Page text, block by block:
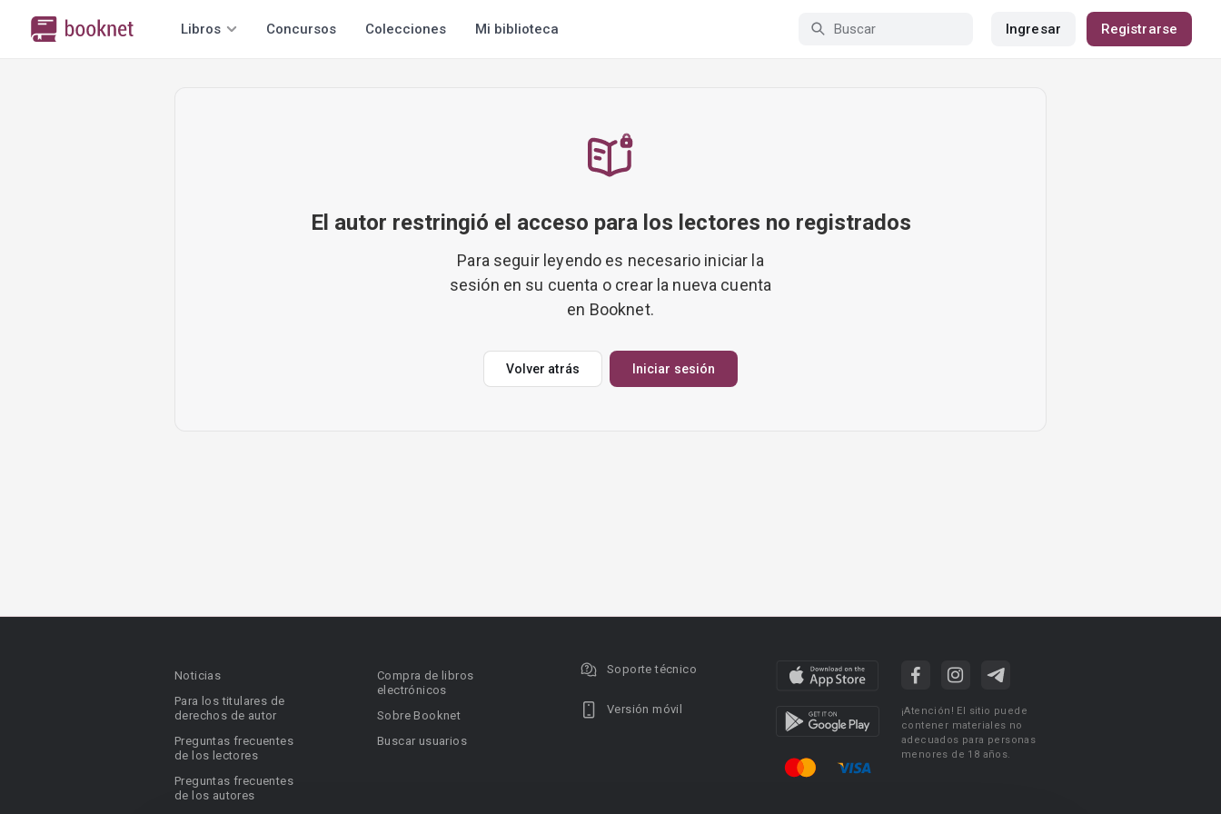
Libros Concursos Colecciones Mi biblioteca Ingresar Registrarse
El autor restringió el acceso para los lectores no registrados
Para seguir leyendo es necesario iniciar la
sesión en su cuenta o crear la nueva cuenta
en Booknet.
Volver atrás Iniciar sesión
Noticias
Para los titulares de
derechos de autor
Preguntas frecuentes
de los lectores
Preguntas frecuentes
de los autores
Compra de libros
electrónicos
Sobre Booknet
Buscar usuarios
Soporte técnico
Versión móvil
¡Atención! El sitio puede
contener materiales no
adecuados para personas
menores de 18 años.